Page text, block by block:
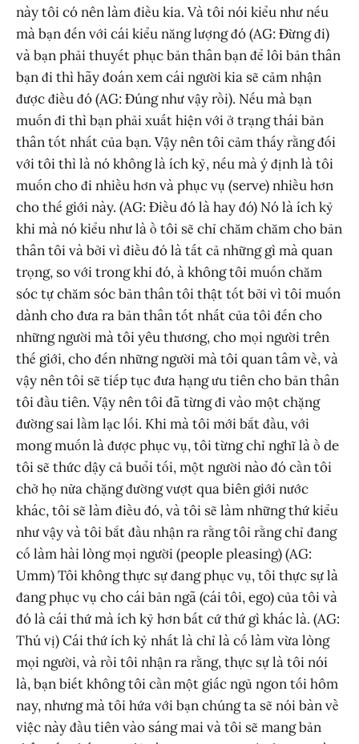
này tôi có nên làm điều kia. Và tôi nói kiểu như nếu
mà bạn đến với cái kiểu năng lượng đó (AG: Đừng đi)
và bạn phải thuyết phục bản thân bạn để lôi bản thân
bạn đi thì hãy đoán xem cái người kia sẽ cảm nhận
được điều đó (AG: Đúng như vậy rồi). Nếu mà bạn
muốn đi thì bạn phải xuất hiện với ở trạng thái bản
thân tốt nhất của bạn. Vậy nên tôi cảm thấy rằng đối
với tôi thì là nó không là ích kỷ, nếu mà ý định là tôi
muốn cho đi nhiều hơn và phục vụ (serve) nhiều hơn
cho thế giới này. (AG: Điều đó là hay đó) Nó là ích kỷ
khi mà nó kiểu như là ồ tôi sẽ chỉ chăm chăm cho bản
thân tôi và bởi vì điều đó là tất cả những gì mà quan
trọng, so với trong khi đó, à không tôi muốn chăm
sóc tự chăm sóc bản thân tôi thật tốt bởi vì tôi muốn
dành cho đưa ra bản thân tốt nhất của tôi đến cho
những người mà tôi yêu thương, cho mọi người trên
thế giới, cho đến những người mà tôi quan tâm về, và
vậy nên tôi sẽ tiếp tục đưa hạng ưu tiên cho bản thân
tôi đầu tiên. Vậy nên tôi đã từng đi vào một chặng
đường sai lầm lạc lối. Khi mà tôi mới bắt đầu, với
mong muốn là được phục vụ, tôi từng chỉ nghĩ là ồ de
tôi sẽ thức dậy cả buổi tối, một người nào đó cần tôi
chở họ nửa chặng đường vượt qua biên giới nước
khác, tôi sẽ làm điều đó, và tôi sẽ làm những thứ kiểu
như vậy và tôi bắt đầu nhận ra rằng tôi rằng chỉ đang
cố làm hài lòng mọi người (people pleasing) (AG:
Umm) Tôi không thực sự đang phục vụ, tôi thực sự là
đang phục vụ cho cái bản ngã (cái tôi, ego) của tôi và
đó là cái thứ mà ích kỷ hơn bất cứ thứ gì khác là. (AG:
Thú vị) Cái thứ ích kỷ nhất là chỉ là cố làm vừa lòng
mọi người, và rồi tôi nhận ra rằng, thực sự là tôi nói
là, bạn biết không tôi cần một giấc ngủ ngon tối hôm
nay, nhưng mà tôi hứa với bạn chúng ta sẽ nói bàn về
việc này đầu tiên vào sáng mai và tôi sẽ mang bản